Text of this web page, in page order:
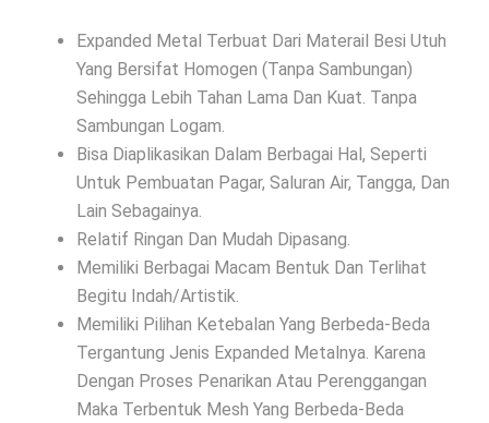
Expanded Metal Terbuat Dari Materail Besi Utuh
Yang Bersifat Homogen (Tanpa Sambungan)
Sehingga Lebih Tahan Lama Dan Kuat. Tanpa
Sambungan Logam.
Bisa Diaplikasikan Dalam Berbagai Hal, Seperti
Untuk Pembuatan Pagar, Saluran Air, Tangga, Dan
Lain Sebagainya.
Relatif Ringan Dan Mudah Dipasang.
Memiliki Berbagai Macam Bentuk Dan Terlihat
Begitu Indah/Artistik.
Memiliki Pilihan Ketebalan Yang Berbeda-Beda
Tergantung Jenis Expanded Metalnya. Karena
Dengan Proses Penarikan Atau Perenggangan
Maka Terbentuk Mesh Yang Berbeda-Beda